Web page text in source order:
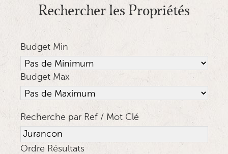
Hérbergement
Témoignages
Situation
Galerie
Journal
Rechercher les Propriétés
Budget Min
Budget Max
Recherche par Ref / Mot Clé
Ordre Résultats